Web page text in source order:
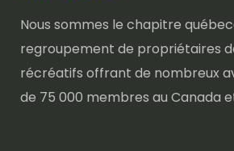
Nous sommes le chapitre
regroupement de propriétaires
récréatifs offrant de nombreux
de 75 000 membres au Canada